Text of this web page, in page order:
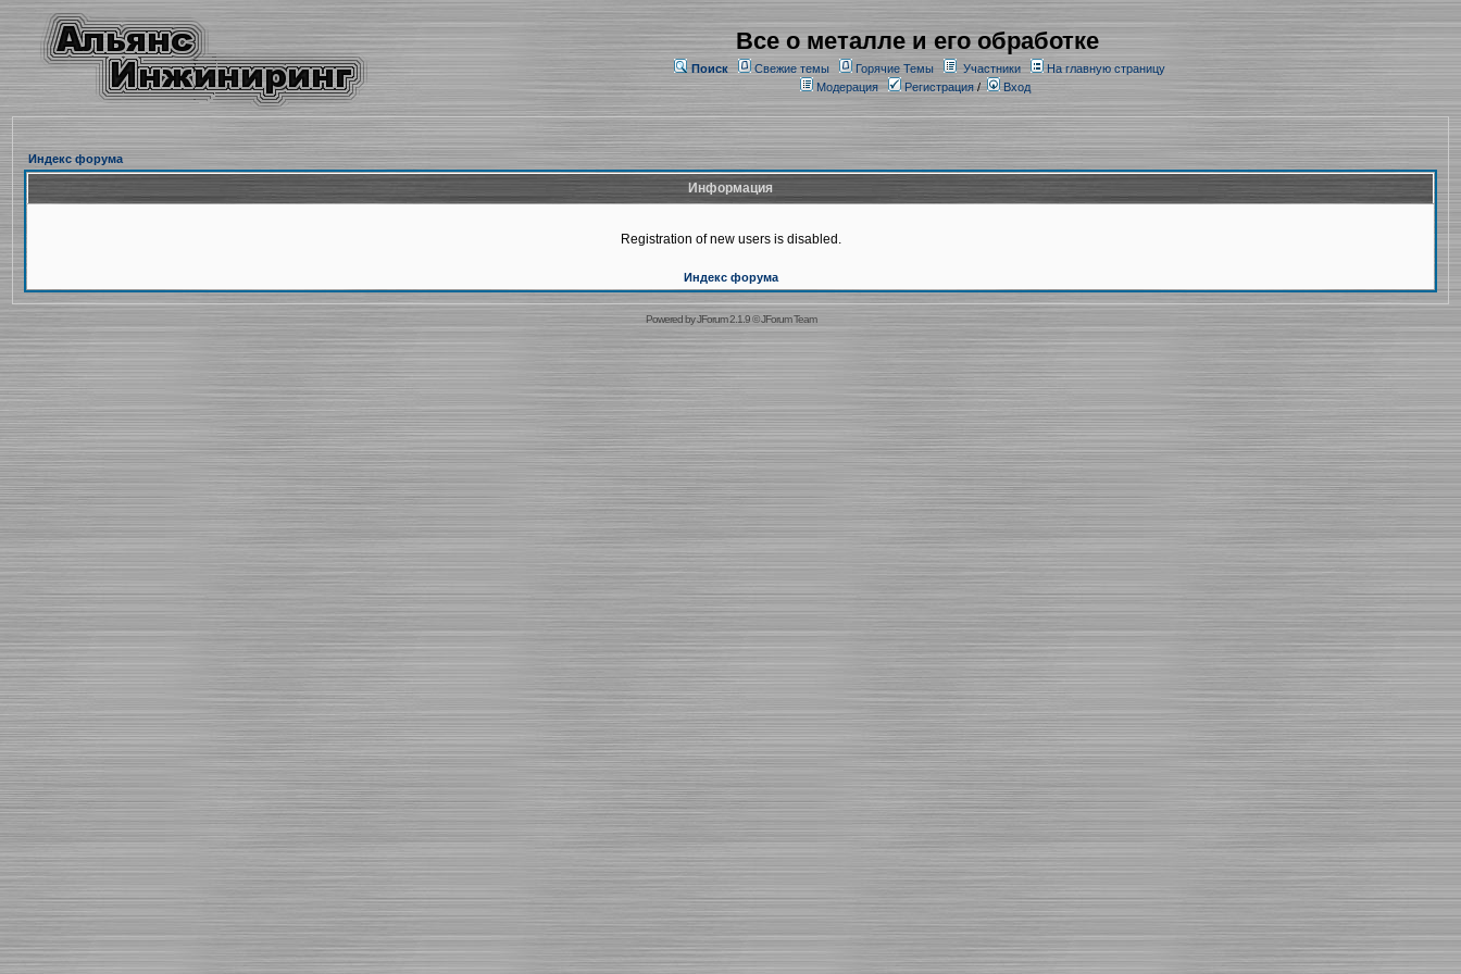
Все о металле и его обработке
Поиск Свежие темы Горячие Темы Участники
На главную страницу
Модерация
Регистрация/ Вход
Индекс форума
Информация
Registration of new users is disabled.
Индекс форума
Powered byJForum 2.1.9©JForum Team